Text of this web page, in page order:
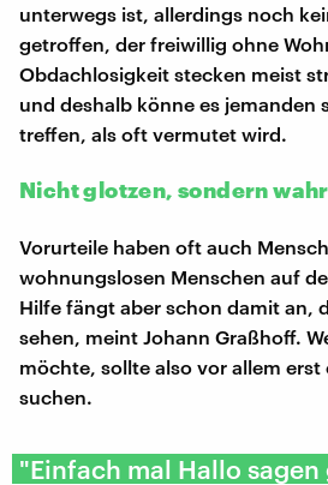
unterwegs ist, allerdings noch
getroffen, der freiwillig ohne
Obdachlosigkeit stecken meist
und deshalb könne es jemanden
treffen, als oft vermutet wird.
Nicht glotzen, sondern
Vorurteile haben oft auch
wohnungslosen Menschen auf
Hilfe fängt aber schon damit an,
sehen, meint Johann Graßhoff.
möchte, sollte also vor allem erst
suchen.
"Einfach mal Hallo